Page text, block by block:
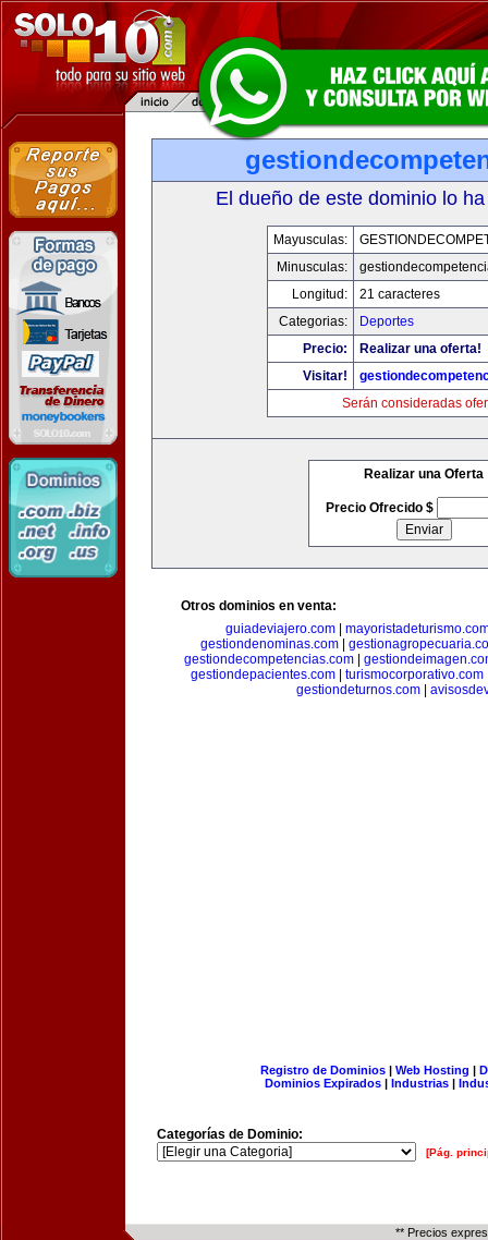
El dueño de este dominio lo
Mayusculas:
Minusculas:
Longitud:
21 caracteres
Categorias:
Deportes
Precio:
Realizar una oferta!
Visitar!
Serán consideradas
Realizar una Oferta
Precio Ofrecido $
Otros dominios en venta:
guiadeviajero.com|
gestiondenominas.com|
gestiondecompetencias.com|
gestiondepacientes.com| turismocorporativo.com
gestiondeturnos.com
Registro de Dominios| Web Hosting |
Dominios Expirados | Industrias |
Categorías de Dominio:
[Pág.
** Precios